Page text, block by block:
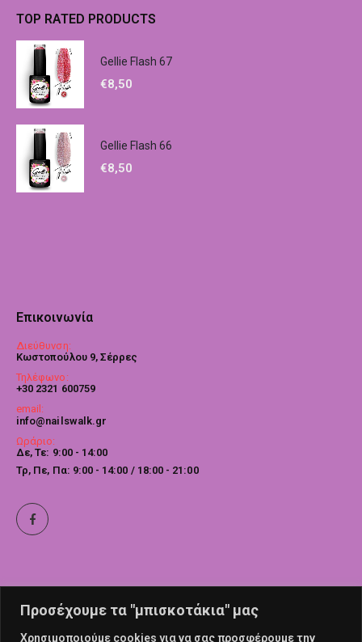
Προσέχουμε τα "μπισκοτάκια" μας
Χρησιμοποιούμε cookies για να σας προσφέρουμε την
TOP RATED PRODUCTS
Gellie Flash 67
€8,50
Gellie Flash 66
€8,50
Επικοινωνία
Διεύθυνση:
Κωστοπούλου 9, Σέρρες
Τηλέφωνο:
+30 2321 600759
email:
info@nailswalk.gr
Ωράριο:
Δε, Τε: 9:00 - 14:00
Τρ, Πε, Πα: 9:00 - 14:00 / 18:00 - 21:00